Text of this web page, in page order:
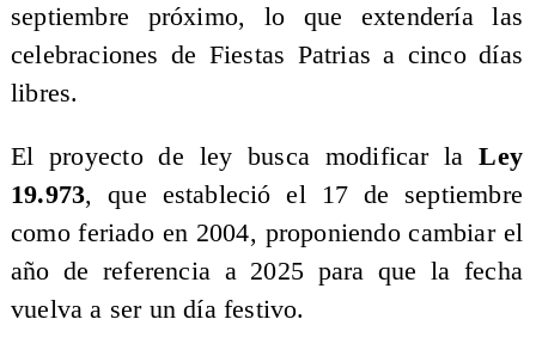
septiembre próximo, lo que extendería las
celebraciones de Fiestas Patrias a cinco días
libres.
El proyecto de ley busca modificar laLey
19.973, que estableció el 17 de septiembre
como feriado en 2004, proponiendo cambiar el
año de referencia a 2025 para que la fecha
vuelva a ser un día festivo.